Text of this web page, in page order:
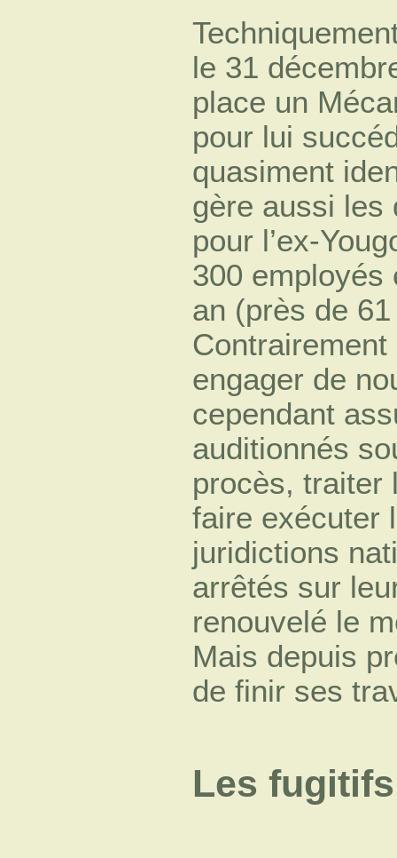
le 31
place un
pour lui
quasiment
gère aussi les
pour l’ex-
300 employés
an (près de
engager de
cependant
auditionnés
procès, traiter
faire exécuter
juridictions
arrêtés sur
renouvelé le
Mais depuis
de finir ses
Les fugitifs